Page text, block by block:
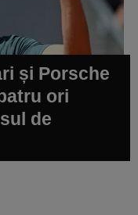
și Porsche
ori
de